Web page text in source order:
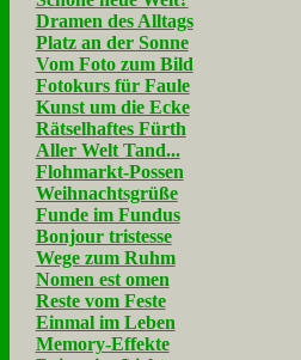
Dramen des Alltags
Platz an der Sonne
Vom Foto zum Bild
Fotokurs für Faule
Kunst um die Ecke
Rätselhaftes Fürth
Aller Welt Tand...
Flohmarkt-Possen
Weihnachtsgrüße
Funde im Fundus
Bonjour tristesse
Wege zum Ruhm
Nomen est omen
Reste vom Feste
Einmal im Leben
Memory-Effekte